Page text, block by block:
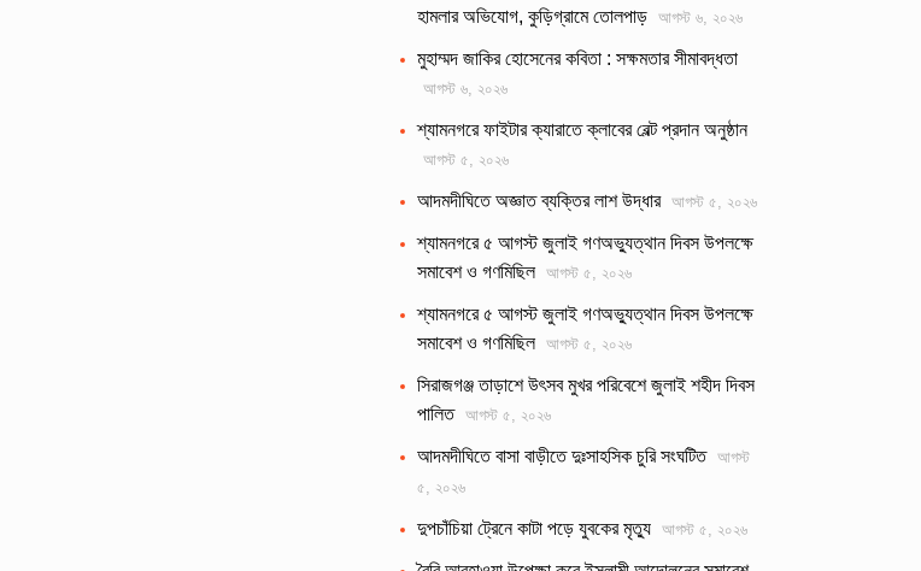
হামলার অভিযোগ, কুড়িগ্রামে তোলপাড়
আগস্ট ৬, ২০২৬
মুহাম্মদ জাকির হোসেনের কবিতা : সক্ষমতার সীমাবদ্ধতা
আগস্ট ৬, ২০২৬
শ্যামনগরে ফাইটার ক্যারাতে ক্লাবের বেল্ট প্রদান অনুষ্ঠান
আগস্ট ৫, ২০২৬
আদমদীঘিতে অজ্ঞাত ব্যক্তির লাশ উদ্ধার আগস্ট ৫, ২০২৬
শ্যামনগরে ৫ আগস্ট জুলাই গণঅভ্যুত্থান দিবস উপলক্ষে
সমাবেশ ও গণমিছিল
আগস্ট ৫, ২০২৬
শ্যামনগরে ৫ আগস্ট জুলাই গণঅভ্যুত্থান দিবস উপলক্ষে
সমাবেশ ও গণমিছিল
আগস্ট ৫, ২০২৬
সিরাজগঞ্জ তাড়াশে উৎসব মুখর পরিবেশে জুলাই শহীদ দিবস
পালিত
আগস্ট ৫, ২০২৬
আদমদীঘিতে বাসা বাড়ীতে দুঃসাহসিক চুরি সংঘটিত
আগস্ট
৫, ২০২৬
দুপচাঁচিয়া ট্রেনে কাটা পড়ে যুবকের মৃত্যু আগস্ট ৫, ২০২৬